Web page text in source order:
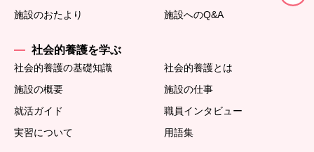
施設のおたより
施設へのQ&A
社会的養護を学ぶ
社会的養護の基礎知識
社会的養護とは
施設の概要
施設の仕事
就活ガイド
職員インタビュー
実習について
用語集